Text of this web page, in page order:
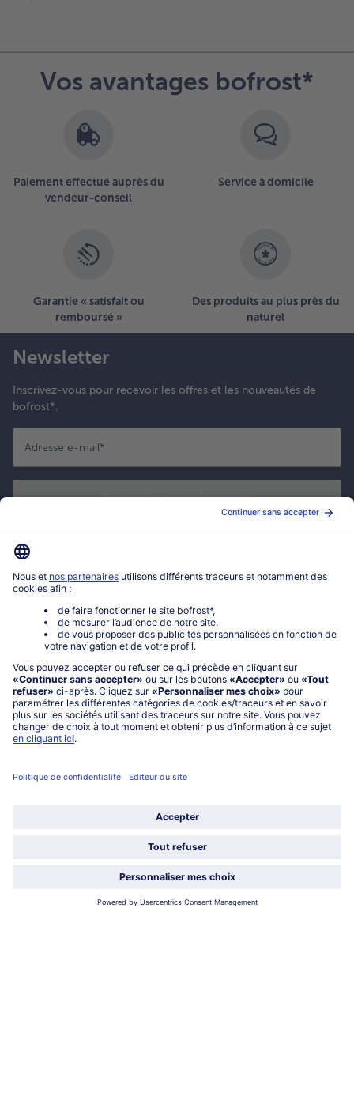
Vos avantages bofrost*
Paiement effectué auprès du
vendeur-conseil
Service à domicile
Garantie « satisfait ou
remboursé »
Des produits au plus près du
naturel
Newsletter
Inscrivez-vous pour recevoir les offres et les nouveautés de
bofrost*.
Adresse e-mail*
S'enregistrer maintenant
Mon compte bofrost*
service@bofrost.fr
0801 902 406
Lu-Ve : 9h - 20h (appel non surtaxé)